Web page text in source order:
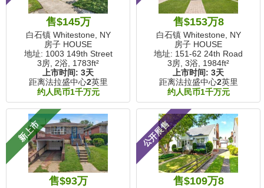
售$145万
白石镇 Whitestone, NY
房子 HOUSE
地址: 1003 149th Street
3房, 2浴, 1783ft²
上市时间: 3天
距离法拉盛中心2英里
约人民币1千万元
售$153万8
白石镇 Whitestone, NY
房子 HOUSE
地址: 151-62 24th Road
3房, 3浴, 1984ft²
上市时间: 3天
距离法拉盛中心2英里
约人民币1千万元
新上市
售$93万
公开展售
售$109万8